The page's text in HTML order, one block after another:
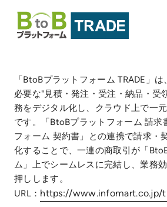
「BtoBプラットフォーム TRADE」
必要な"見積・発注・受注・納品・受
務をデジタル化し、クラウド上で一
です。「BtoBプラットフォーム 請求
フォーム 契約書」との連携で請求・
化することで、一連の商取引が「
ム」上でシームレスに完結し、業務
押しします。
URL： https://www.infomart.co.jp/